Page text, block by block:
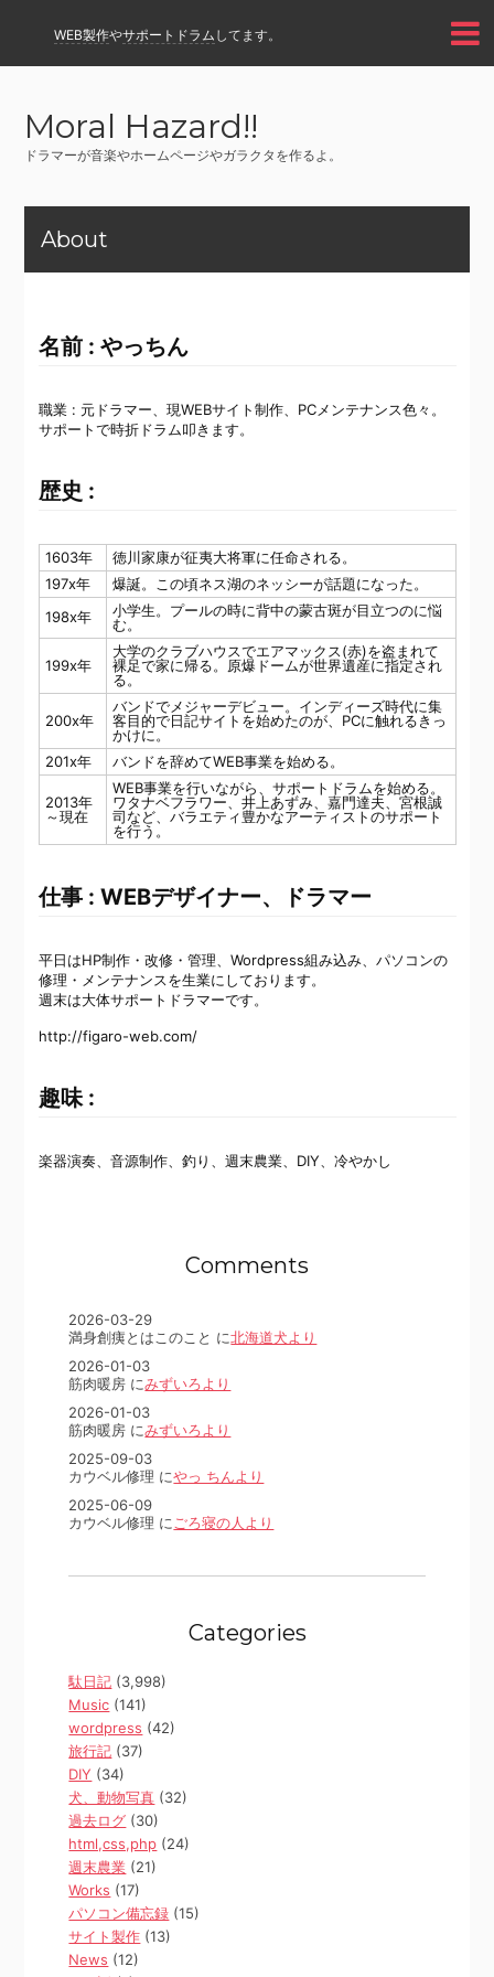
WEB製作やサポートドラム してます。
Moral Hazard!!
ドラマーが音楽やホームページやガラクタを作るよ。
About
名前 : やっちん
職業 : 元ドラマー、現WEBサイト制作、PCメンテナンス色々。
サポートで時折ドラム叩きます。
歴史 :
1603年
徳川家康が征夷大将軍に任命される。
197x年
爆誕。この頃ネス湖のネッシーが話題になった。
198x年
小学生。プールの時に背中の蒙古斑が目立つのに悩
む。
199x年
大学のクラブハウスでエアマックス(赤)を盗まれて
裸足で家に帰る。原爆ドームが世界遺産に指定され
る。
200x年
バンドでメジャーデビュー。インディーズ時代に集
客目的で日記サイトを始めたのが、PCに触れるきっ
かけに。
201x年
バンドを辞めてWEB事業を始める。
2013年
～現在
WEB事業を行いながら、サポートドラムを始める。
ワタナベフラワー、井上あずみ、嘉門達夫、宮根誠
司など、バラエティ豊かなアーティストのサポート
を行う。
仕事 : WEBデザイナー、ドラマー
平日はHP制作・改修・管理、Wordpress組み込み、パソコンの
修理・メンテナンスを生業にしております。
週末は大体サポートドラマーです。
http://figaro-web.com/
趣味 :
楽器演奏、音源制作、釣り、週末農業、DIY、冷やかし
Comments
2026-03-29
満身創痍とはこのこと に北海道犬より
2026-01-03
筋肉暖房 にみずいろより
2026-01-03
筋肉暖房 にみずいろより
2025-09-03
カウベル修理 にやっ ちんより
2025-06-09
カウベル修理 に ごろ寝の人より
Categories
駄日記 (3,998)
Music (141)
wordpress (42)
旅行記 (37)
DIY (34)
犬、動物写真 (32)
過去ログ (30)
html,css,php (24)
週末農業 (21)
Works (17)
パソコン備忘録 (15)
サイト製作 (13)
News (12)